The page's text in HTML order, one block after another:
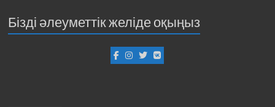
Бізді әлеуметтік желіде оқыңыз